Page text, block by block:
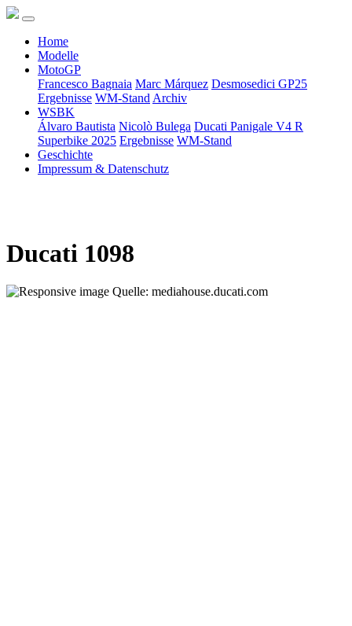
Home
Modelle
MotoGP
Francesco Bagnaia Marc Márquez Desmosedici GP25
Ergebnisse WM-Stand Archiv
WSBK
Álvaro Bautista Nicolò Bulega Ducati Panigale V4 R
Superbike 2025 Ergebnisse WM-Stand
Geschichte
Impressum & Datenschutz
Ducati 1098
Quelle: mediahouse.ducati.com